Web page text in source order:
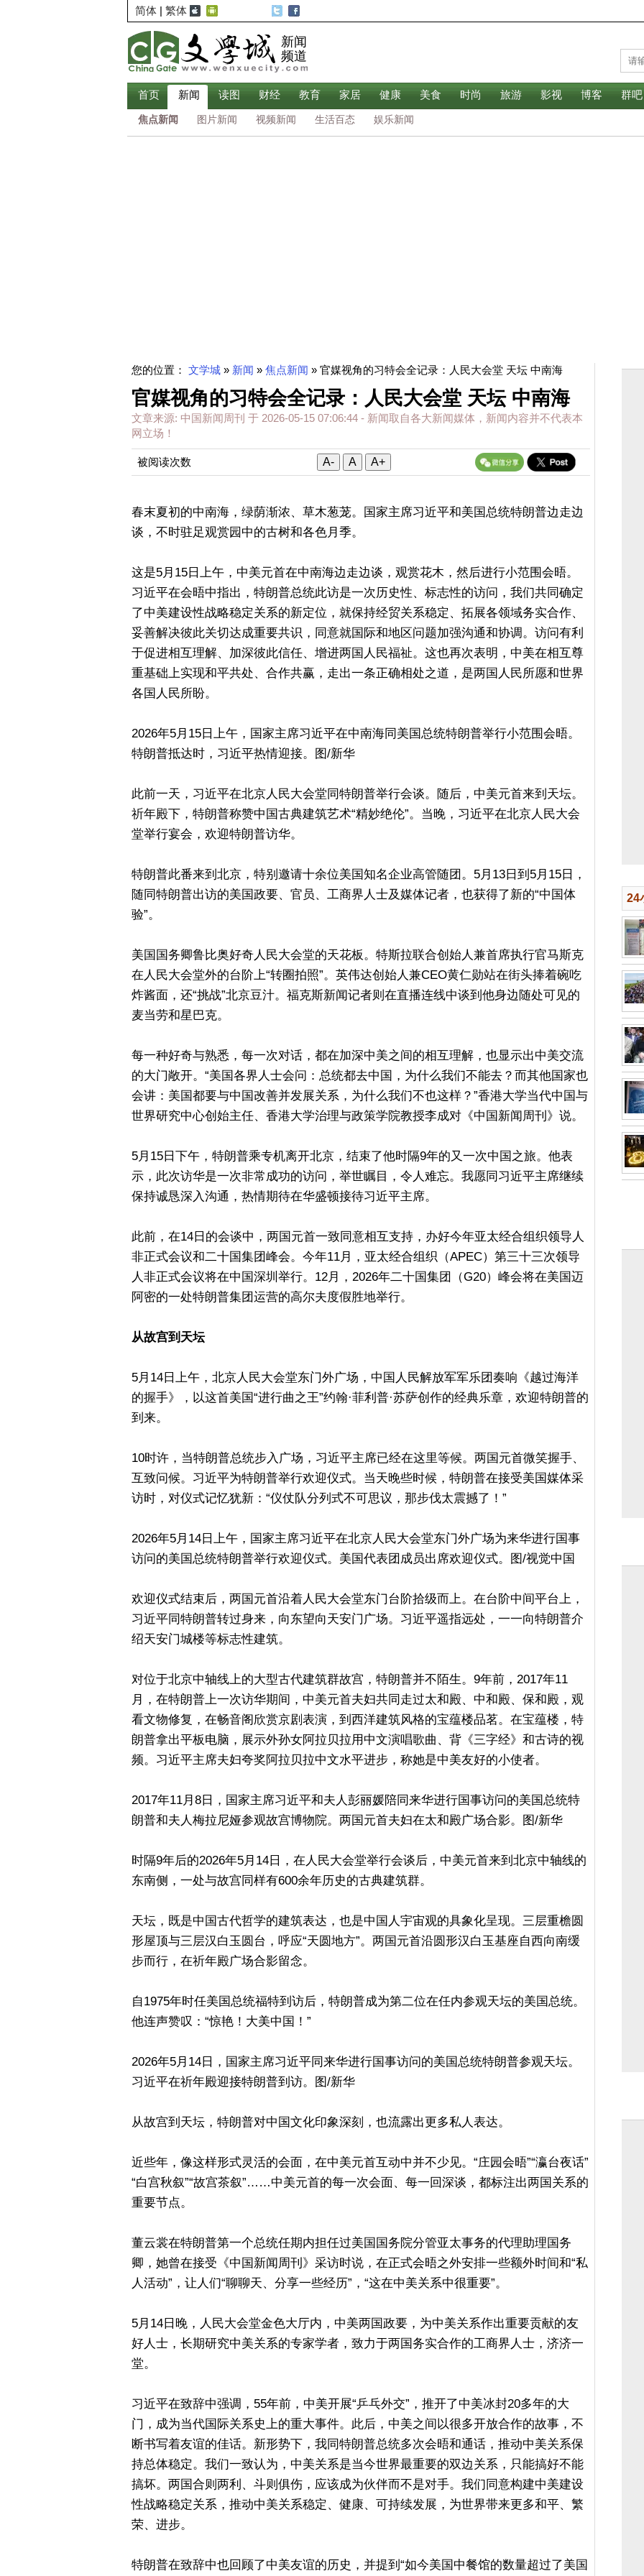
简体 | 繁体
新闻
频道
首页 新闻 读图 财经 教育 家居 健康 美食 时尚 旅游 影视 博客 群吧
焦点新闻 图片新闻 视频新闻 生活百态 娱乐新闻
您的位置： 文学城 » 新闻 » 焦点新闻 » 官媒视角的习特会全记录：人民大会堂 天坛 中南海
官媒视角的习特会全记录：人民大会堂 天坛 中南海
文章来源: 中国新闻周刊 于 2026-05-15 07:06:44 - 新闻取自各大新闻媒体，新闻内容并不代表本
网立场！
被阅读次数 A- A A+
春末夏初的中南海，绿荫渐浓、草木葱茏。国家主席习近平和美国总统特朗普边走边
谈，不时驻足观赏园中的古树和各色月季。
这是5月15日上午，中美元首在中南海边走边谈，观赏花木，然后进行小范围会晤。
习近平在会晤中指出，特朗普总统此访是一次历史性、标志性的访问，我们共同确定
了中美建设性战略稳定关系的新定位，就保持经贸关系稳定、拓展各领域务实合作、
妥善解决彼此关切达成重要共识，同意就国际和地区问题加强沟通和协调。访问有利
于促进相互理解、加深彼此信任、增进两国人民福祉。这也再次表明，中美在相互尊
重基础上实现和平共处、合作共赢，走出一条正确相处之道，是两国人民所愿和世界
各国人民所盼。
2026年5月15日上午，国家主席习近平在中南海同美国总统特朗普举行小范围会晤。
特朗普抵达时，习近平热情迎接。图/新华
此前一天，习近平在北京人民大会堂同特朗普举行会谈。随后，中美元首来到天坛。
祈年殿下，特朗普称赞中国古典建筑艺术“精妙绝伦”。当晚，习近平在北京人民大会
堂举行宴会，欢迎特朗普访华。
特朗普此番来到北京，特别邀请十余位美国知名企业高管随团。5月13日到5月15日，
随同特朗普出访的美国政要、官员、工商界人士及媒体记者，也获得了新的“中国体
验”。
美国国务卿鲁比奥好奇人民大会堂的天花板。特斯拉联合创始人兼首席执行官马斯克
在人民大会堂外的台阶上“转圈拍照”。英伟达创始人兼CEO黄仁勋站在街头捧着碗吃
炸酱面，还“挑战”北京豆汁。福克斯新闻记者则在直播连线中谈到他身边随处可见的
麦当劳和星巴克。
每一种好奇与熟悉，每一次对话，都在加深中美之间的相互理解，也显示出中美交流
的大门敞开。“美国各界人士会问：总统都去中国，为什么我们不能去？而其他国家也
会讲：美国都要与中国改善并发展关系，为什么我们不也这样？”香港大学当代中国与
世界研究中心创始主任、香港大学治理与政策学院教授李成对《中国新闻周刊》说。
5月15日下午，特朗普乘专机离开北京，结束了他时隔9年的又一次中国之旅。他表
示，此次访华是一次非常成功的访问，举世瞩目，令人难忘。我愿同习近平主席继续
保持诚恳深入沟通，热情期待在华盛顿接待习近平主席。
此前，在14日的会谈中，两国元首一致同意相互支持，办好今年亚太经合组织领导人
非正式会议和二十国集团峰会。今年11月，亚太经合组织（APEC）第三十三次领导
人非正式会议将在中国深圳举行。12月，2026年二十国集团（G20）峰会将在美国迈
阿密的一处特朗普集团运营的高尔夫度假胜地举行。
从故宫到天坛
5月14日上午，北京人民大会堂东门外广场，中国人民解放军军乐团奏响《越过海洋
的握手》，以这首美国“进行曲之王”约翰·菲利普·苏萨创作的经典乐章，欢迎特朗普的
到来。
10时许，当特朗普总统步入广场，习近平主席已经在这里等候。两国元首微笑握手、
互致问候。习近平为特朗普举行欢迎仪式。当天晚些时候，特朗普在接受美国媒体采
访时，对仪式记忆犹新：“仪仗队分列式不可思议，那步伐太震撼了！”
2026年5月14日上午，国家主席习近平在北京人民大会堂东门外广场为来华进行国事
访问的美国总统特朗普举行欢迎仪式。美国代表团成员出席欢迎仪式。图/视觉中国
欢迎仪式结束后，两国元首沿着人民大会堂东门台阶拾级而上。在台阶中间平台上，
习近平同特朗普转过身来，向东望向天安门广场。习近平遥指远处，一一向特朗普介
绍天安门城楼等标志性建筑。
对位于北京中轴线上的大型古代建筑群故宫，特朗普并不陌生。9年前，2017年11
月，在特朗普上一次访华期间，中美元首夫妇共同走过太和殿、中和殿、保和殿，观
看文物修复，在畅音阁欣赏京剧表演，到西洋建筑风格的宝蕴楼品茗。在宝蕴楼，特
朗普拿出平板电脑，展示外孙女阿拉贝拉用中文演唱歌曲、背《三字经》和古诗的视
频。习近平主席夫妇夸奖阿拉贝拉中文水平进步，称她是中美友好的小使者。
2017年11月8日，国家主席习近平和夫人彭丽媛陪同来华进行国事访问的美国总统特
朗普和夫人梅拉尼娅参观故宫博物院。两国元首夫妇在太和殿广场合影。图/新华
时隔9年后的2026年5月14日，在人民大会堂举行会谈后，中美元首来到北京中轴线的
东南侧，一处与故宫同样有600余年历史的古典建筑群。
天坛，既是中国古代哲学的建筑表达，也是中国人宇宙观的具象化呈现。三层重檐圆
形屋顶与三层汉白玉圆台，呼应“天圆地方”。两国元首沿圆形汉白玉基座自西向南缓
步而行，在祈年殿广场合影留念。
自1975年时任美国总统福特到访后，特朗普成为第二位在任内参观天坛的美国总统。
他连声赞叹：“惊艳！大美中国！”
2026年5月14日，国家主席习近平同来华进行国事访问的美国总统特朗普参观天坛。
习近平在祈年殿迎接特朗普到访。图/新华
从故宫到天坛，特朗普对中国文化印象深刻，也流露出更多私人表达。
近些年，像这样形式灵活的会面，在中美元首互动中并不少见。“庄园会晤”“瀛台夜话”
“白宫秋叙”“故宫茶叙”……中美元首的每一次会面、每一回深谈，都标注出两国关系的
重要节点。
董云裳在特朗普第一个总统任期内担任过美国国务院分管亚太事务的代理助理国务
卿，她曾在接受《中国新闻周刊》采访时说，在正式会晤之外安排一些额外时间和“私
人活动”，让人们“聊聊天、分享一些经历”，“这在中美关系中很重要”。
5月14日晚，人民大会堂金色大厅内，中美两国政要，为中美关系作出重要贡献的友
好人士，长期研究中美关系的专家学者，致力于两国务实合作的工商界人士，济济一
堂。
习近平在致辞中强调，55年前，中美开展“乒乓外交”，推开了中美冰封20多年的大
门，成为当代国际关系史上的重大事件。此后，中美之间以很多开放合作的故事，不
断书写着友谊的佳话。新形势下，我同特朗普总统多次会晤和通话，推动中美关系保
持总体稳定。我们一致认为，中美关系是当今世界最重要的双边关系，只能搞好不能
搞坏。两国合则两利、斗则俱伤，应该成为伙伴而不是对手。我们同意构建中美建设
性战略稳定关系，推动中美关系稳定、健康、可持续发展，为世界带来更多和平、繁
荣、进步。
特朗普在致辞中也回顾了中美友谊的历史，并提到“如今美国中餐馆的数量超过了美国
24